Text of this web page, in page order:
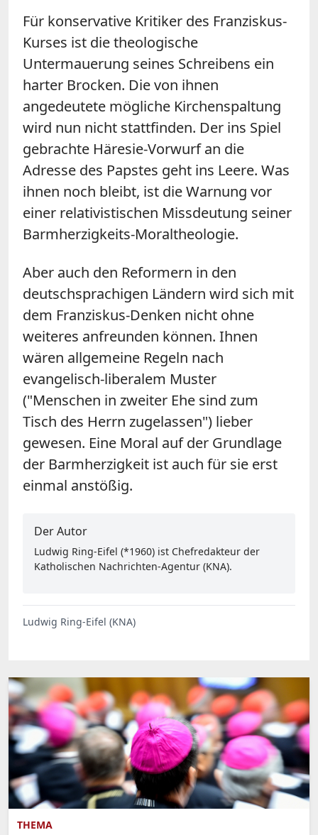
Für konservative Kritiker des Franziskus-
Kurses ist die theologische
Untermauerung seines Schreibens ein
harter Brocken. Die von ihnen
angedeutete mögliche Kirchenspaltung
wird nun nicht stattfinden. Der ins Spiel
gebrachte Häresie-Vorwurf an die
Adresse des Papstes geht ins Leere. Was
ihnen noch bleibt, ist die Warnung vor
einer relativistischen Missdeutung seiner
Barmherzigkeits-Moraltheologie.
Aber auch den Reformern in den
deutschsprachigen Ländern wird sich mit
dem Franziskus-Denken nicht ohne
weiteres anfreunden können. Ihnen
wären allgemeine Regeln nach
evangelisch-liberalem Muster
("Menschen in zweiter Ehe sind zum
Tisch des Herrn zugelassen") lieber
gewesen. Eine Moral auf der Grundlage
der Barmherzigkeit ist auch für sie erst
einmal anstößig.
Der Autor
Ludwig Ring-Eifel (*1960) ist Chefredakteur der
Katholischen Nachrichten-Agentur (KNA).
Ludwig Ring-Eifel (KNA)
THEMA